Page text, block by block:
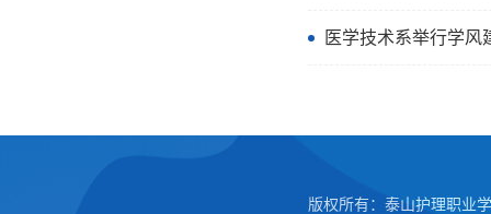
医学技术系举行学风
版权所有：泰山护理职业